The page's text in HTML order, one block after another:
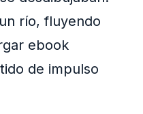
río, fluyendo
ebook
de impulso